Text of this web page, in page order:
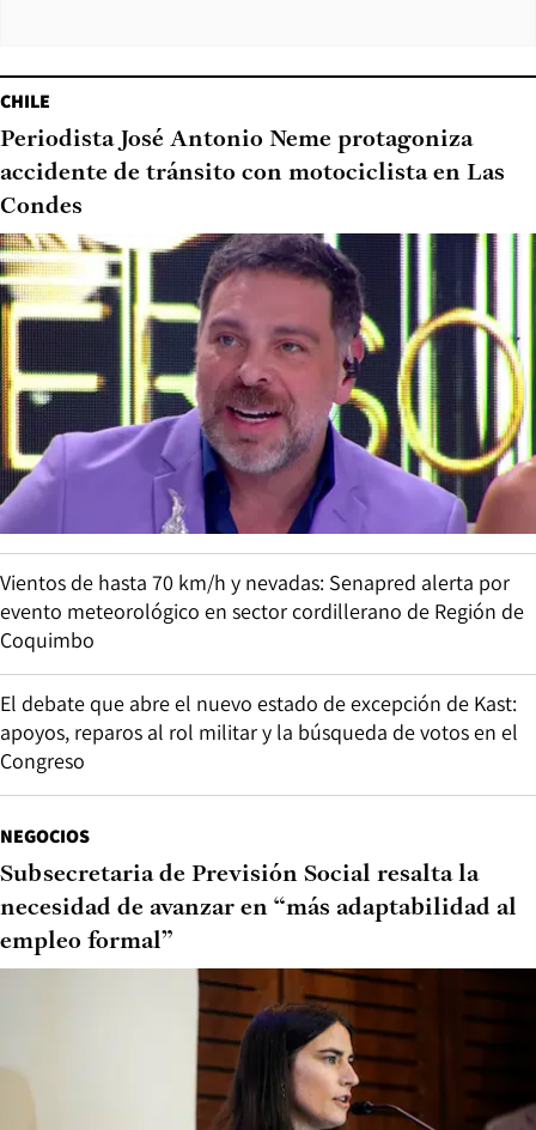
CHILE
Periodista José Antonio Neme protagoniza
accidente de tránsito con motociclista en Las
Condes
Vientos de hasta 70 km/h y nevadas: Senapred alerta por
evento meteorológico en sector cordillerano de Región de
Coquimbo
El debate que abre el nuevo estado de excepción de Kast:
apoyos, reparos al rol militar y la búsqueda de votos en el
Congreso
NEGOCIOS
Subsecretaria de Previsión Social resalta la
necesidad de avanzar en “más adaptabilidad al
empleo formal”